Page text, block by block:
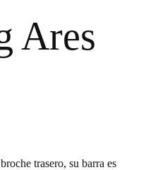
Ares
trasero, su barra es